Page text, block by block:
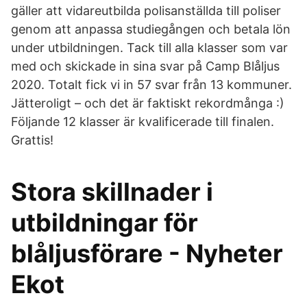
gäller att vidareutbilda polisanställda till poliser
genom att anpassa studiegången och betala lön
under utbildningen. Tack till alla klasser som var
med och skickade in sina svar på Camp Blåljus
2020. Totalt fick vi in 57 svar från 13 kommuner.
Jätteroligt – och det är faktiskt rekordmånga :)
Följande 12 klasser är kvalificerade till finalen.
Grattis!
Stora skillnader i
utbildningar för
blåljusförare - Nyheter
Ekot